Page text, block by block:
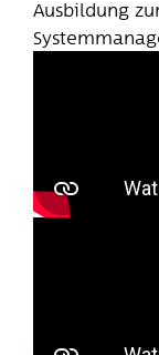
Ausbildung